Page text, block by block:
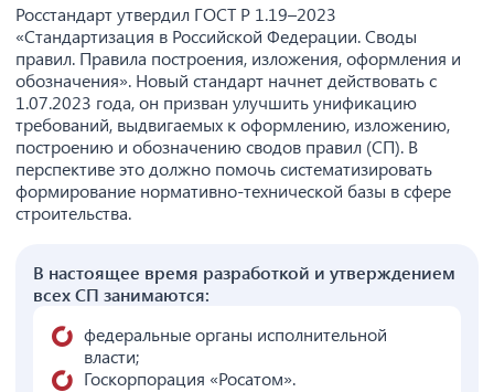
Росстандарт утвердил ГОСТ Р 1.19–2023
«Стандартизация в Российской Федерации. Своды
правил. Правила построения, изложения, оформления и
обозначения». Новый стандарт начнет действовать с
1.07.2023 года, он призван улучшить унификацию
требований, выдвигаемых к оформлению, изложению,
построению и обозначению сводов правил (СП). В
перспективе это должно помочь систематизировать
формирование нормативно-технической базы в сфере
строительства.
В настоящее время разработкой и утверждением
всех СП занимаются:
федеральные органы исполнительной
власти;
Госкорпорация «Росатом».